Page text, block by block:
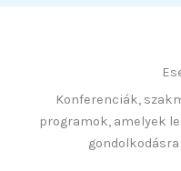
Konferenciák,
programok, amelyek